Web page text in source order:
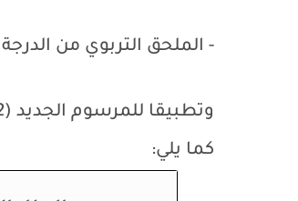
- الملحق التربوي من الدرجة
كما يلي: